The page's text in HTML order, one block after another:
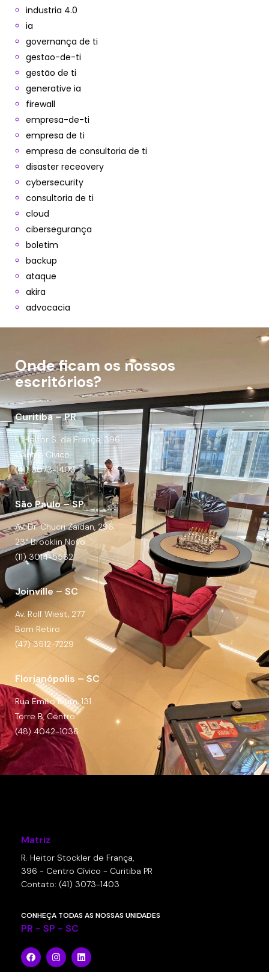
industria 4.0
ia
governança de ti
gestao-de-ti
gestão de ti
generative ia
firewall
empresa-de-ti
empresa de ti
empresa de consultoria de ti
disaster receovery
cybersecurity
consultoria de ti
cloud
cibersegurança
boletim
backup
ataque
akira
advocacia
Onde ficam os nossos
escritórios?
Curitiba – PR
R. Heitor S. de França, 396
Centro Cívico.
(41) 3073-1403
São Paulo – SP
Av. Dr. Chucri Zaidan, 296
23° Brooklin Novo
(11) 3014-5562
Joinville – SC
Av. Rolf Wiest, 277
Bom Retiro
(47) 3512-7229
Florianópolis – SC
Rua Emílio Blum, 131
Torre B, Centro
(48) 4042-1036
Matriz
R. Heitor Stockler de França,
396 - Centro Cívico - Curitiba PR
Contato: (41) 3073-1403
CONHEÇA TODAS AS NOSSAS UNIDADES
PR - SP - SC